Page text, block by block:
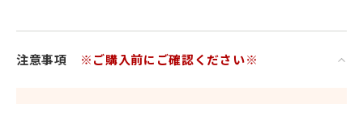
討下さいませ。
注意事項 ※ご購入前にご確認ください※